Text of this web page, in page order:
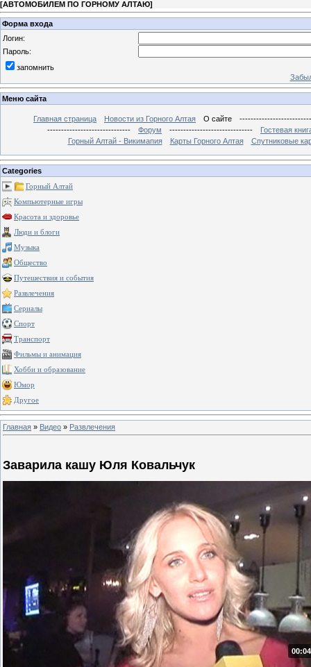
[АВТОМОБИЛЕМ ПО ГОРНОМУ АЛТАЮ]
Форма входа
Логин:
Пароль:
запомнить
Меню сайта
Главная страница Новости из Горного Алтая О сайте
------------------------------
Форум ------------------------------
Гостевая
Горный Алтай - Викимапия
Карты Горного Алтая Спутниковые
Categories
Горный Алтай
Компьютерные игры
Красота и здоровье
Люди и блоги
Музыка
Общество
Путешествия и события
Развлечения
Сериалы
Спорт
Транспорт
Фильмы и анимация
Хобби и образование
Юмор
Другое
Главная » Видео » Развлечения
Заварила кашу Юля Ковальчук